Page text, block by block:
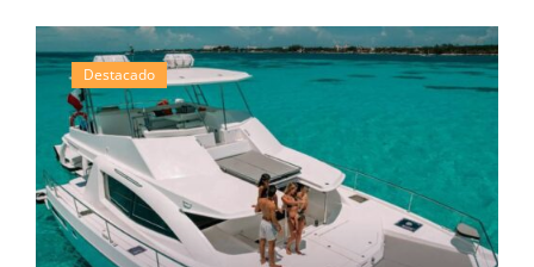
Destacado